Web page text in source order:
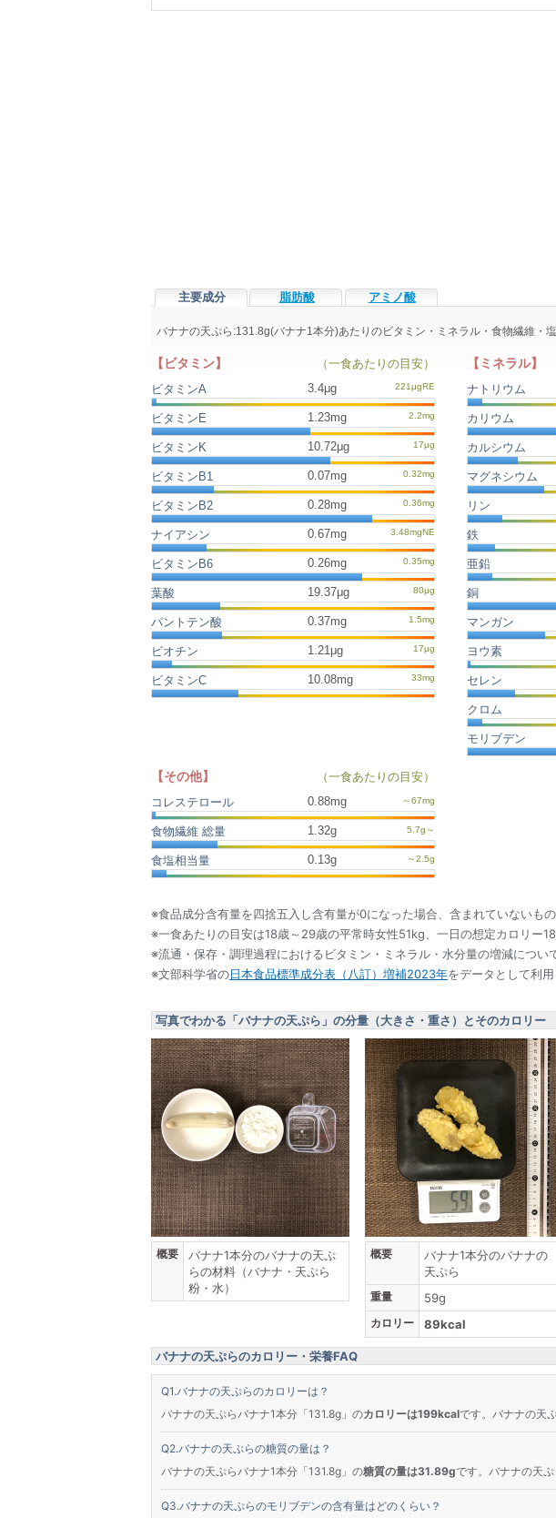
主要成分 脂肪酸 アミノ酸
バナナの天ぷら:131.8g(バナナ1本分)あたりのビタミン・ミネラル・食物繊維・
【ビタミン】
（一食あたりの目安）
ビタミンA
3.4μg
ビタミンE 1.23mg
ビタミンK 10.72μg
ビタミンB1 0.07mg
ビタミンB2 0.28mg
ナイアシン 0.67mg
ビタミンB6 0.26mg
葉酸 19.37μg
パントテン酸 0.37mg
ビオチン 1.21μg
ビタミンC 10.08mg
【ミネラル】
ナトリウム
カリウム
カルシウム
マグネシウム
リン
鉄
亜鉛
銅
マンガン
ヨウ素
セレン
クロム
モリブデン
【その他】
（一食あたりの目安）
コレステロール
0.88mg
食物繊維 総量 1.32g
食塩相当量 0.13g
※食品成分含有量を四捨五入し含有量が0になった場合、含まれていないもの
※一食あたりの目安は18歳～29歳の平常時女性51kg、一日の想定カロリー
※流通・保存・調理過程におけるビタミン・ミネラル・水分量の増減につい
※文部科学省の日本食品標準成分表（八訂）増補2023年をデータとして利用
写真でわかる「バナナの天ぷら」の分量（大きさ・重さ）とそのカロリー
概要
バナナ1本分のバナナの天ぷ
らの材料（バナナ・天ぷら
粉・水）
概要
バナナ1本分のバナナの
天ぷら
重量 59g
カロリー 89kcal
バナナの天ぷらのカロリー・栄養FAQ
バナナの天ぷらのカロリーは？
バナナの天ぷらバナナ1本分「131.8g」のカロリーは199kcalです。バナナの天
バナナの天ぷらの糖質の量は？
バナナの天ぷらバナナ1本分「131.8g」の糖質の量は31.89gです。バナナの天
バナナの天ぷらのモリブデンの含有量はどのくらい？